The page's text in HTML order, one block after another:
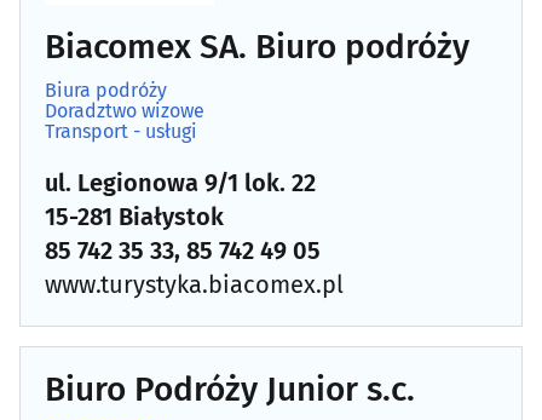
Konsulting (40)
Leasing(18)
Ochrona danych osobowych
Odszkodowania(29)
Organizacja konferencji, centra konferencyjne(27)
Pośrednictwo pracy (13)
Biacomex SA. Biuro podróży
Biura podróży
Doradztwo wizowe
Transport - usługi
ul. Legionowa 9/1 lok. 22
15-281 Białystok
85 742 35 33, 85 742 49 05
www.turystyka.biacomex.pl
Biuro Podróży Junior s.c.